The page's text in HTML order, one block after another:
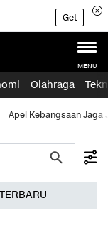
Get
MENU
Olahraga
Apel Kebangsaan Jaga
TERBARU